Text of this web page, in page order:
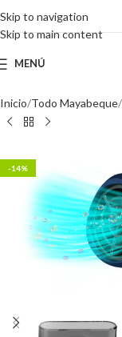
Skip to navigation
Skip to main content
MENÚ
Inicio Todo Mayabeque
-14%